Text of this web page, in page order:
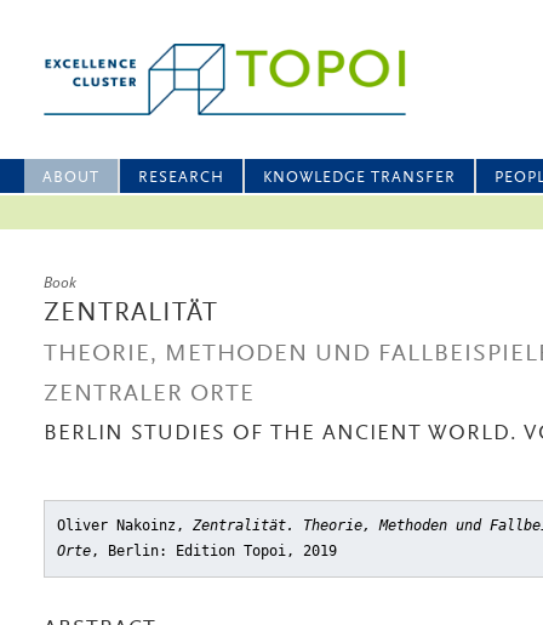
ABOUT RESEARCH KNOWLEDGE TRANSFER
Book
ZENTRALITÄT
THEORIE, METHODEN UND
ZENTRALER ORTE
BERLIN STUDIES OF THE ANCIENT WORLD.
Oliver Nakoinz, Zentralität. Theorie, Methoden und
Orte, Berlin: Edition Topoi, 2019